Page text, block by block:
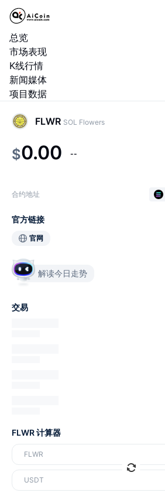
总览
市场表现
K线行情
新闻媒体
项目数据
FLWR SOL Flowers
$0.00 --
合约地址
官方链接
官网
解读今日走势
交易
FLWR 计算器
FLWR
USDT